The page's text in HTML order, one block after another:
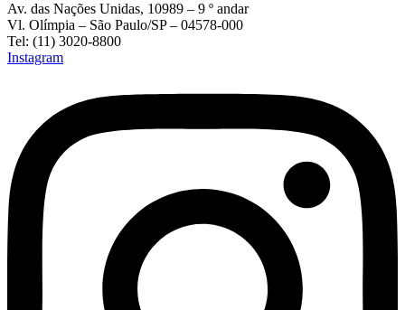
Av. das Nações Unidas, 10989 – 9 º andar
Vl. Olímpia – São Paulo/SP – 04578-000
Tel: (11) 3020-8800
Instagram